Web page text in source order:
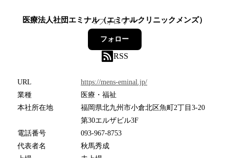
医療法人社団エミナル（エミナルクリニックメンズ）
5フォロワー
フォロー
RSS
URL
https://mens-eminal.jp/
業種
医療・福祉
本社所在地
福岡県北九州市小倉北区魚町2丁目3-20
第30エルザビル3F
電話番号
093-967-8753
代表者名
秋馬秀成